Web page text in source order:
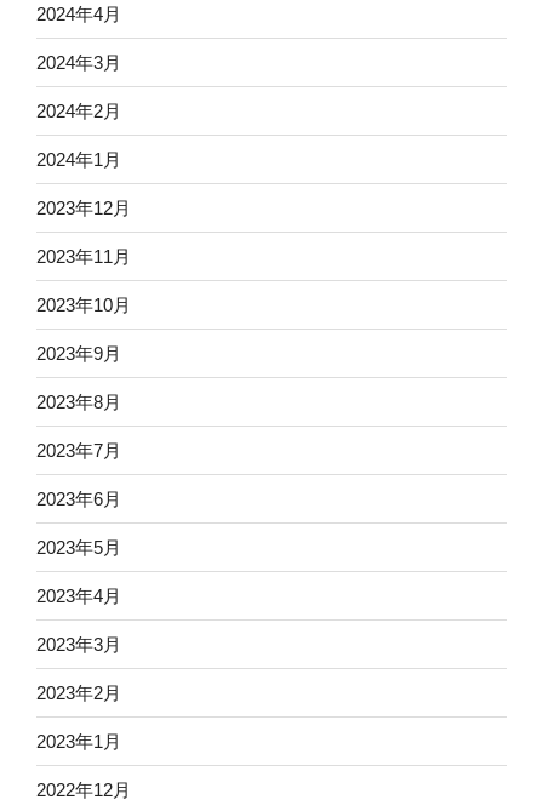
2024年4月
2024年3月
2024年2月
2024年1月
2023年12月
2023年11月
2023年10月
2023年9月
2023年8月
2023年7月
2023年6月
2023年5月
2023年4月
2023年3月
2023年2月
2023年1月
2022年12月